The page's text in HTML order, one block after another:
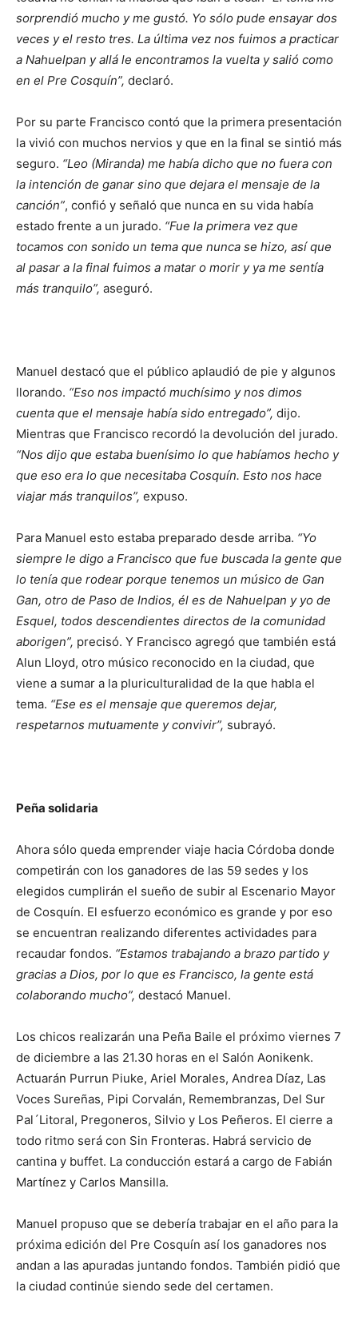
sorprendió mucho y me gustó. Yo sólo pude ensayar dos
veces y el resto tres. La última vez nos fuimos a practicar
a Nahuelpan y allá le encontramos la vuelta y salió como
en el Pre Cosquín”, declaró.
Por su parte Francisco contó que la primera presentación
la vivió con muchos nervios y que en la final se sintió más
seguro. “Leo (Miranda) me había dicho que no fuera con
la intención de ganar sino que dejara el mensaje de la
canción”, confió y señaló que nunca en su vida había
estado frente a un jurado. “Fue la primera vez que
tocamos con sonido un tema que nunca se hizo, así que
al pasar a la final fuimos a matar o morir y ya me sentía
más tranquilo”, aseguró.
Manuel destacó que el público aplaudió de pie y algunos
llorando. “Eso nos impactó muchísimo y nos dimos
cuenta que el mensaje había sido entregado”, dijo.
Mientras que Francisco recordó la devolución del jurado.
“Nos dijo que estaba buenísimo lo que habíamos hecho y
que eso era lo que necesitaba Cosquín. Esto nos hace
viajar más tranquilos”, expuso.
Para Manuel esto estaba preparado desde arriba. “Yo
siempre le digo a Francisco que fue buscada la gente que
lo tenía que rodear porque tenemos un músico de Gan
Gan, otro de Paso de Indios, él es de Nahuelpan y yo de
Esquel, todos descendientes directos de la comunidad
aborigen”, precisó. Y Francisco agregó que también está
Alun Lloyd, otro músico reconocido en la ciudad, que
viene a sumar a la pluriculturalidad de la que habla el
tema. “Ese es el mensaje que queremos dejar,
respetarnos mutuamente y convivir”, subrayó.
Peña solidaria
Ahora sólo queda emprender viaje hacia Córdoba donde
competirán con los ganadores de las 59 sedes y los
elegidos cumplirán el sueño de subir al Escenario Mayor
de Cosquín. El esfuerzo económico es grande y por eso
se encuentran realizando diferentes actividades para
recaudar fondos. “Estamos trabajando a brazo partido y
gracias a Dios, por lo que es Francisco, la gente está
colaborando mucho”, destacó Manuel.
Los chicos realizarán una Peña Baile el próximo viernes 7
de diciembre a las 21.30 horas en el Salón Aonikenk.
Actuarán Purrun Piuke, Ariel Morales, Andrea Díaz, Las
Voces Sureñas, Pipi Corvalán, Remembranzas, Del Sur
Pal´Litoral, Pregoneros, Silvio y Los Peñeros. El cierre a
todo ritmo será con Sin Fronteras. Habrá servicio de
cantina y buffet. La conducción estará a cargo de Fabián
Martínez y Carlos Mansilla.
Manuel propuso que se debería trabajar en el año para la
próxima edición del Pre Cosquín así los ganadores nos
andan a las apuradas juntando fondos. También pidió que
la ciudad continúe siendo sede del certamen.